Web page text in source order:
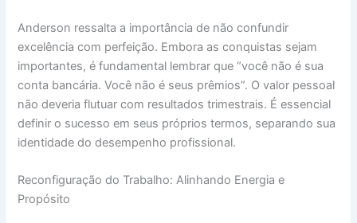
Anderson ressalta a importância de não confundir
excelência com perfeição. Embora as conquistas sejam
importantes, é fundamental lembrar que “você não é sua
conta bancária. Você não é seus prêmios”. O valor pessoal
não deveria flutuar com resultados trimestrais. É essencial
definir o sucesso em seus próprios termos, separando sua
identidade do desempenho profissional.
Reconfiguração do Trabalho: Alinhando Energia e
Propósito